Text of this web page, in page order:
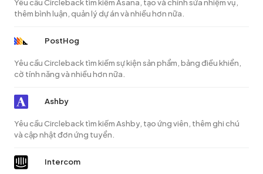
Yêu cầu Circleback tìm kiếm Asana, tạo và chỉnh sửa nhiệm vụ,
thêm bình luận, quản lý dự án và nhiều hơn nữa.
PostHog
Yêu cầu Circleback tìm kiếm sự kiện sản phẩm, bảng điều khiển,
cờ tính năng và nhiều hơn nữa.
Ashby
Yêu cầu Circleback tìm kiếm Ashby, tạo ứng viên, thêm ghi chú
và cập nhật đơn ứng tuyển.
Intercom